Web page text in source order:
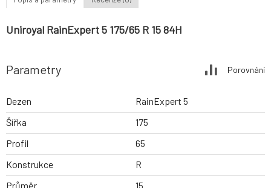
Uniroyal RainExpert 5 175/65 R 15 84H
Parametry Porovnání
Dezen
RainExpert 5
Šířka
175
Profil
65
Konstrukce
R
Průměr
15